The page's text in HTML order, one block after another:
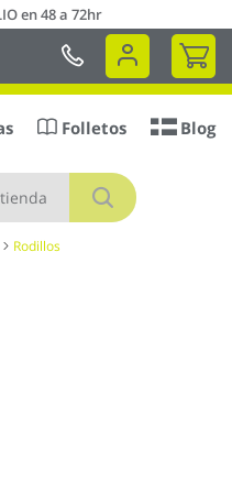
en 48 a 72hr
Mi
Buscar
Folletos Blog
Rodillos